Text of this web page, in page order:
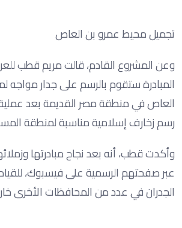
تجميل محيط عمرو بن العاص
وعن المشروع القادم، قالت مريم قطب
المبادرة ستقوم بالرسم على جدار
العاص في منطقة مصر القديمة بعد
رسم زخارف إسلامية مناسبة لمنطقة
وأكدت قطب، أنه بعد نجاح مبادرتها
عبر صفحتهم الرسمية على فيسبوك،
الجدران في عدد من المحافظات الأخرى